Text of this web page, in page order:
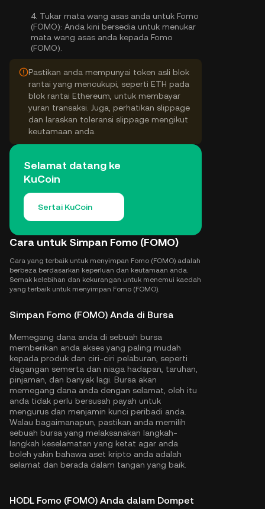
4. Tukar mata wang asas anda untuk Fomo
(FOMO): Anda kini bersedia untuk menukar
mata wang asas anda kepada Fomo
(FOMO).
Pastikan anda mempunyai token asli blok
rantai yang mencukupi, seperti ETH pada
blok rantai Ethereum, untuk membayar
yuran transaksi. Juga, perhatikan slippage
dan laraskan toleransi slippage mengikut
keutamaan anda.
Selamat datang ke
KuCoin
Sertai KuCoin
Cara untuk Simpan Fomo (FOMO)
Cara yang terbaik untuk menyimpan Fomo (FOMO) adalah
berbeza berdasarkan keperluan dan keutamaan anda.
Semak kelebihan dan kekurangan untuk menemui kaedah
yang terbaik untuk menyimpan Fomo (FOMO).
Simpan Fomo (FOMO) Anda di Bursa
Memegang dana anda di sebuah bursa
memberikan anda akses yang paling mudah
kepada produk dan ciri-ciri pelaburan, seperti
dagangan semerta dan niaga hadapan, taruhan,
pinjaman, dan banyak lagi. Bursa akan
memegang dana anda dengan selamat, oleh itu
anda tidak perlu bersusah payah untuk
mengurus dan menjamin kunci peribadi anda.
Walau bagaimanapun, pastikan anda memilih
sebuah bursa yang melaksanakan langkah-
langkah keselamatan yang ketat agar anda
boleh yakin bahawa aset kripto anda adalah
selamat dan berada dalam tangan yang baik.
HODL Fomo (FOMO) Anda dalam Dompet